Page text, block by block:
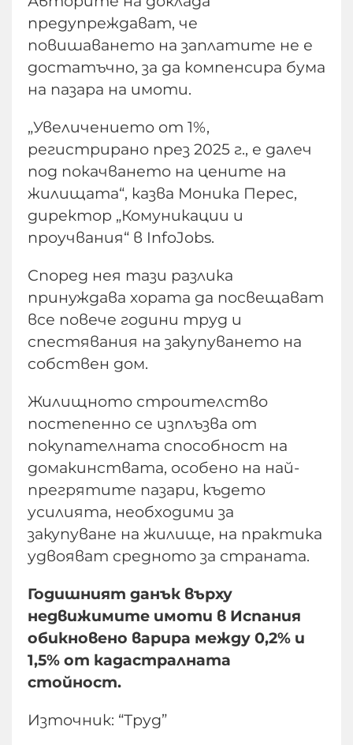
предупреждават, че
повишаването на заплатите не е
достатъчно, за да компенсира бума
на пазара на имоти.
„Увеличението от 1%,
регистрирано през 2025 г., е далеч
под покачването на цените на
жилищата“, казва Моника Перес,
директор „Комуникации и
проучвания“ в InfoJobs.
Според нея тази разлика
принуждава хората да посвещават
все повече години труд и
спестявания на закупуването на
собствен дом.
Жилищното строителство
постепенно се изплъзва от
покупателната способност на
домакинствата, особено на най-
прегрятите пазари, където
усилията, необходими за
закупуване на жилище, на практика
удвояват средното за страната.
Годишният данък върху
недвижимите имоти в Испания
обикновено варира между 0,2% и
1,5% от кадастралната
стойност.
Източник: “Труд”